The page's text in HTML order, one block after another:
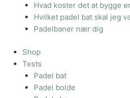
Hvad koster det at bygge
Hvilket padel bat skal jeg
Padelbaner nær dig
Shop
Tests
Padel bat
Padel bolde